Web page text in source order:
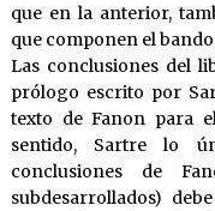
que en la anterior,
que componen el
Las conclusiones del
prólogo escrito por
texto de Fanon para
sentido, Sartre lo
conclusiones de
subdesarrollados)